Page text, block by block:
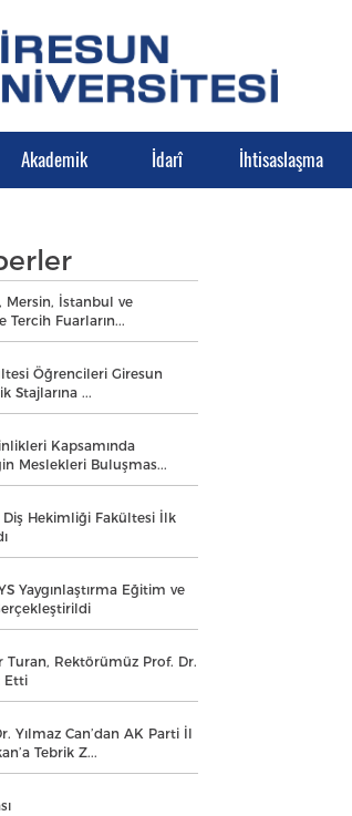
Akademik İdarî İhtisaslaşma
Mersin, İstanbul ve
Tercih Fuarların...
Öğrencileri Giresun
Stajlarına ...
Kapsamında
Meslekleri Buluşmas...
Diş Hekimliği Fakültesi İlk
Yaygınlaştırma Eğitim ve
Turan, Rektörümüz Prof. Dr.
Etti
Yılmaz Can’dan AK Parti İl
Tebrik Z...